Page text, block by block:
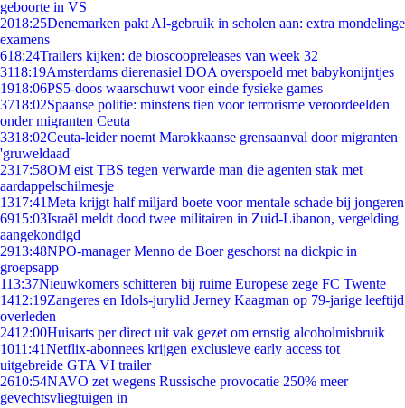
geboorte in VS
2018:25Denemarken pakt AI-gebruik in scholen aan: extra mondelinge
examens
618:24Trailers kijken: de bioscoopreleases van week 32
3118:19Amsterdams dierenasiel DOA overspoeld met babykonijntjes
1918:06PS5-doos waarschuwt voor einde fysieke games
3718:02Spaanse politie: minstens tien voor terrorisme veroordeelden
onder migranten Ceuta
3318:02Ceuta-leider noemt Marokkaanse grensaanval door migranten
'gruweldaad'
2317:58OM eist TBS tegen verwarde man die agenten stak met
aardappelschilmesje
1317:41Meta krijgt half miljard boete voor mentale schade bij jongeren
6915:03Israël meldt dood twee militairen in Zuid-Libanon, vergelding
aangekondigd
2913:48NPO-manager Menno de Boer geschorst na dickpic in
groepsapp
113:37Nieuwkomers schitteren bij ruime Europese zege FC Twente
1412:19Zangeres en Idols-jurylid Jerney Kaagman op 79-jarige leeftijd
overleden
2412:00Huisarts per direct uit vak gezet om ernstig alcoholmisbruik
1011:41Netflix-abonnees krijgen exclusieve early access tot
uitgebreide GTA VI trailer
2610:54NAVO zet wegens Russische provocatie 250% meer
gevechtsvliegtuigen in